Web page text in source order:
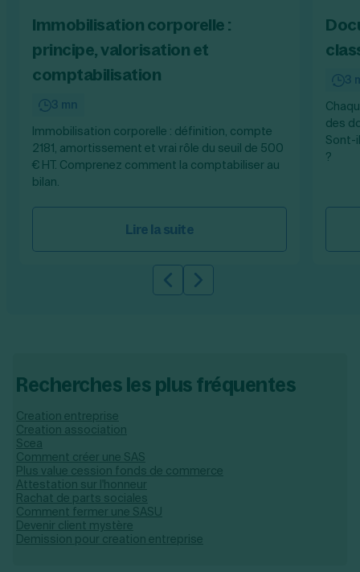
Immobilisation corporelle :
principe, valorisation et
comptabilisation
3 mn
Immobilisation corporelle : définition, compte
2181, amortissement et vrai rôle du seuil de 500
€ HT. Comprenez comment la comptabiliser au
bilan.
Lire la suite
3
des
Sont-
?
Slide précédente
Slide suivante
Recherches les plus fréquentes
Creation entreprise
Creation association
Scea
Comment créer une SAS
Plus value cession fonds de commerce
Attestation sur l'honneur
Rachat de parts sociales
Comment fermer une SASU
Devenir client mystère
Demission pour creation entreprise